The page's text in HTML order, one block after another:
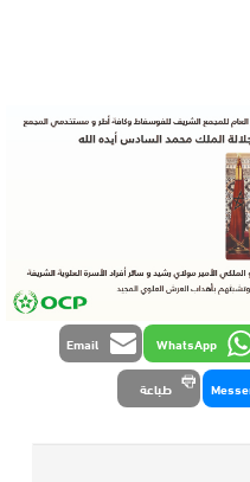
WhatsApp
Email
طباعة